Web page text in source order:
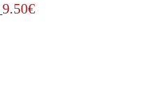
9.50€